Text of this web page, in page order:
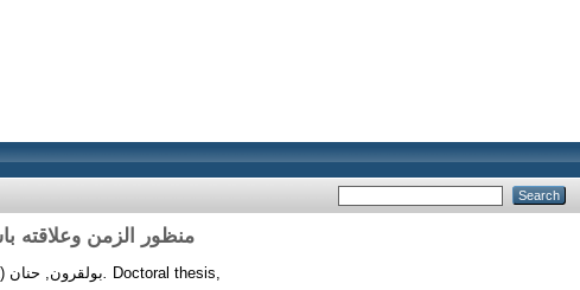
منظور الزمن وعلاقته
بولقرون, حنان (2022)
Doctoral thesis,